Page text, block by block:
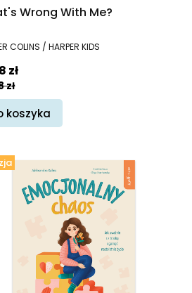
Wrong With Me?
COLINS / HARPER KIDS
promocyjna
zł
zł
koszyka